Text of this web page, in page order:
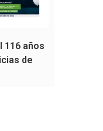
116 años
de